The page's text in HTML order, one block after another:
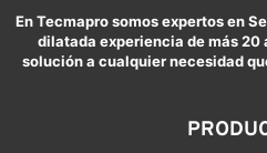
En Tecmapro somos expertos en
dilatada experiencia de más 20
solución a cualquier necesidad